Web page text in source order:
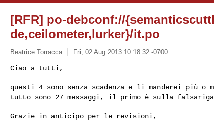
[RFR] po-debconf://
de,ceilometer,lurker}/it.po
Beatrice Torracca Fri, 02 Aug 2013 10:18:32 -0700
Ciao a tutti,
questi 4 sono senza scadenza e li manderei più o
tutto sono 27 messaggi, il primo è sulla
Grazie in anticipo per le revisioni,